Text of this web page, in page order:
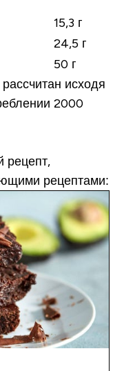
15,3 г
24,5 г
50 г
исходя
2000
рецепт,
рецептами: